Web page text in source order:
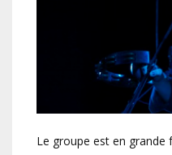
Le groupe est en